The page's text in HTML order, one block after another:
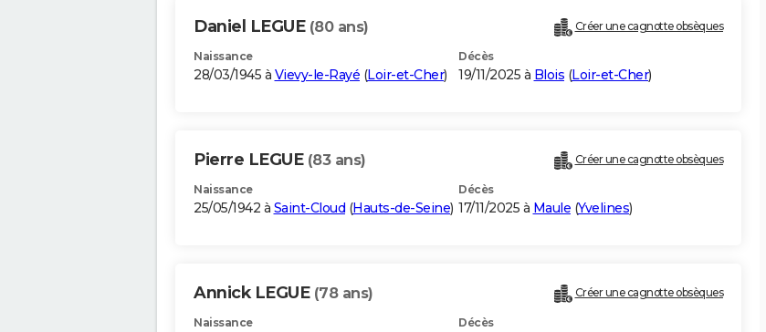
Daniel LEGUE (80 ans) Créer une cagnotte obsèques
Naissance
28/03/1945 à Vievy-le-Rayé (Loir-et-Cher)
Décès
19/11/2025 à Blois (Loir-et-Cher)
Pierre LEGUE (83 ans) Créer une cagnotte obsèques
Naissance
25/05/1942 à Saint-Cloud (Hauts-de-Seine)
Décès
17/11/2025 à Maule (Yvelines)
Annick LEGUE (78 ans) Créer une cagnotte obsèques
Naissance Décès